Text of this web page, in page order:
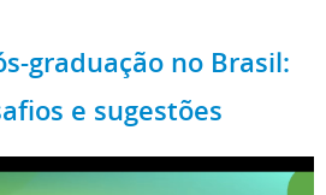
graduação no Brasil:
e sugestões